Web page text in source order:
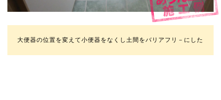
大便器の位置を変えて小便器をなくし土間をバリアフリ－にした